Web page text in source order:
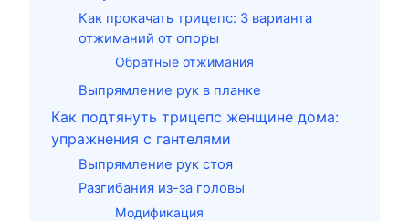
Как прокачать трицепс: 3 варианта
отжиманий от опоры
Обратные отжимания
Выпрямление рук в планке
Как подтянуть трицепс женщине дома:
упражнения с гантелями
Выпрямление рук стоя
Разгибания из-за головы
Модификация